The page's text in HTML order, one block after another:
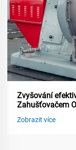
Zvyšování
Zahušťovačem
Zobrazit více